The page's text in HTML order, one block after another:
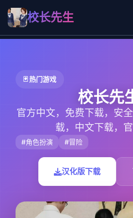
校长先生
🃏 热门游戏
校长先
官方中文，免费下载，安
载，中文下载，
#角色扮演 #冒险
汉化版下载